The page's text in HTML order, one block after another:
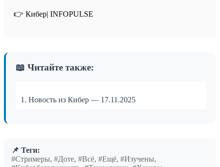
👉 Кибер| INFOPULSE⁩
📖 Читайте также:
1. Новость из Кибер — 17.11.2025
📌 Теги:
#Стримеры, #Доте, #Всё, #Ещё, #Изучены,